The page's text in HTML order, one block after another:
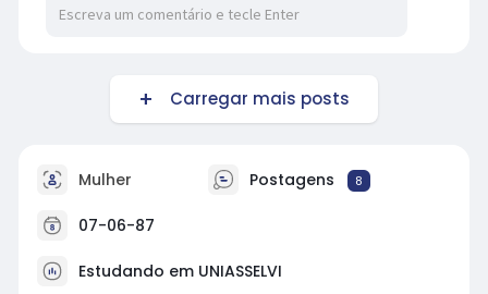
Carregar mais posts
Mulher Postagens 8
07-06-87
Estudando em UNIASSELVI